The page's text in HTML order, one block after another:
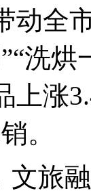
动全
洗
上涨
。
文旅